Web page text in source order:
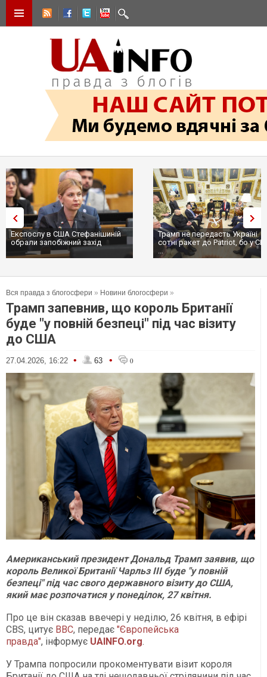
Експослу в США Стефанішиній
обрали запобіжний захід
Трамп не передасть Україні
сотні ракет до Patriot, бо у
...
Вся правда з блогосфери » Новини блогосфери »
Трамп запевнив, що король Британії
буде "у повній безпеці" під час візиту
до США
27.04.2026, 16:22 • 63 • 0
Американський президент Дональд Трамп заявив, що
король Великої Британії Чарльз III буде "у повній
безпеці" під час свого державного візиту до США,
який має розпочатися у понеділок, 27 квітня.
Про це він сказав ввечері у неділю, 26 квітня, в ефірі
CBS, цитує BBC, передає "Європейська
правда", інформує UAINFO.org.
У Трампа попросили прокоментувати візит короля